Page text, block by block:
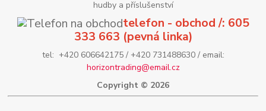
hudby a příslušenství
telefon - obchod /: 605
333 663 (pevná linka)
tel: +420 606642175 / +420 731488630 / email:
horizontrading@email.cz
Copyright © 2026